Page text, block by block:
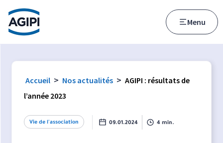
Accès au menu
Accès au contenu principal
Menu
Accueil > Nos actualités > AGIPI : résultats de
l’année 2023
Vie de l'association 09.01.2024 4 min.